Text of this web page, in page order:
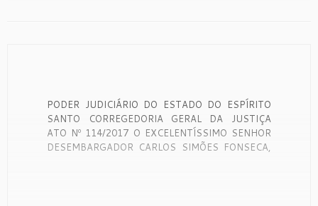
PODER JUDICIÁRIO DO ESTADO DO ESPÍRITO
SANTO CORREGEDORIA GERAL DA JUSTIÇA
ATO Nº 114/2017 O EXCELENTÍSSIMO SENHOR
DESEMBARGADOR CARLOS SIMÕES FONSECA,